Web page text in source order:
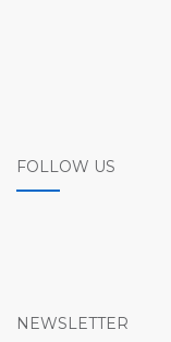
FOLLOW US
NEWSLETTER